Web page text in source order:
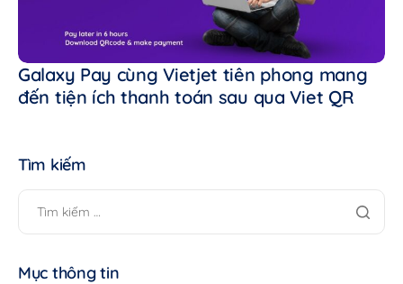
Galaxy Pay cùng Vietjet tiên phong mang
đến tiện ích thanh toán sau qua Viet QR
Tìm kiếm
Mục thông tin